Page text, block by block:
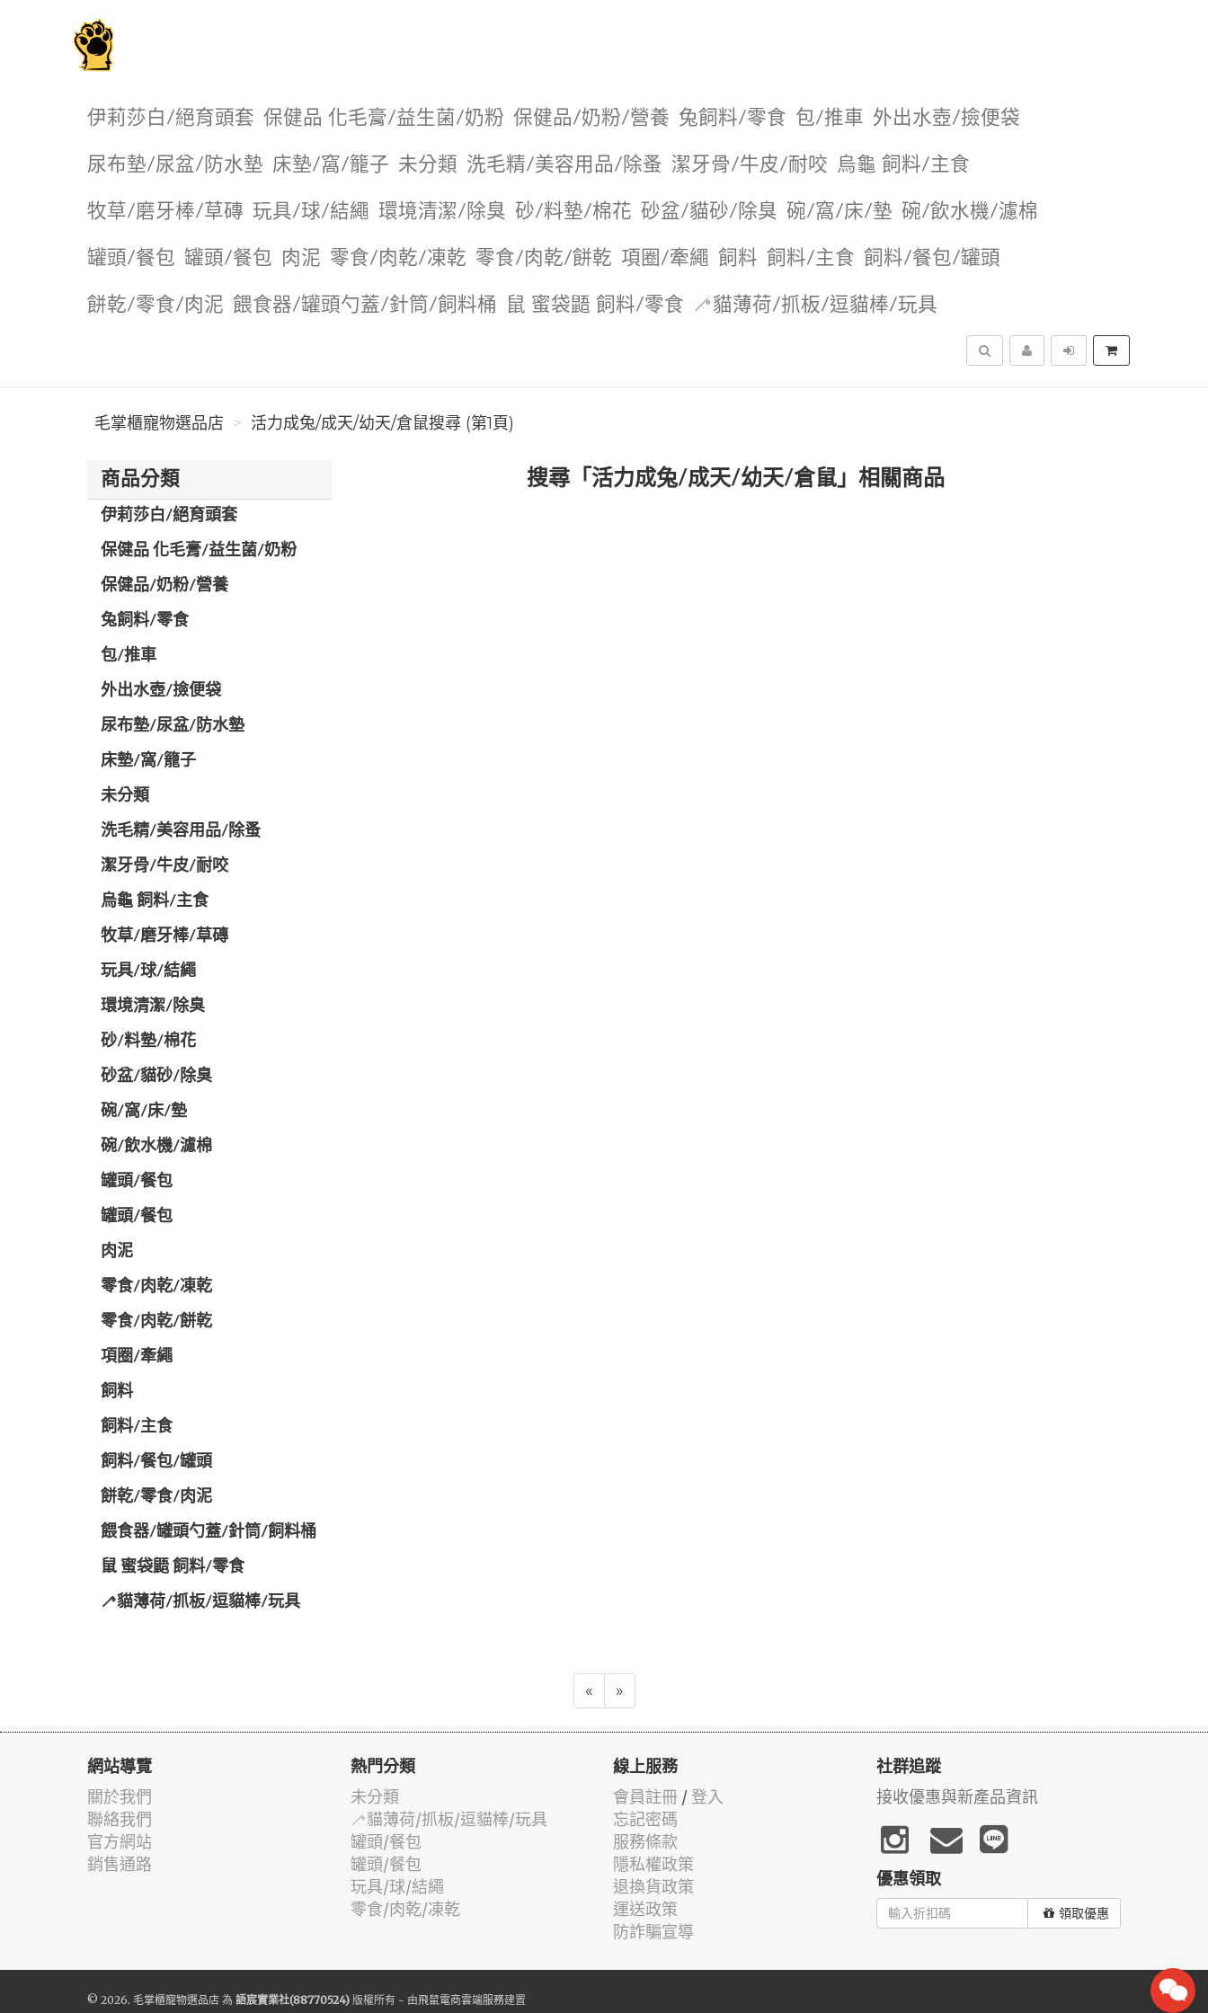
伊莉莎白/絕育頭套 保健品 化毛膏/益生菌/奶粉 保健品/奶粉/營養 兔飼料/零食 包/推車 外出水壺/撿便袋
尿布墊/尿盆/防水墊 ️床墊/窩/籠子 未分類 洗毛精/美容用品/除蚤 潔牙骨/牛皮/耐咬 烏龜 飼料/主食
牧草/磨牙棒/草磚 玩具/球/結繩 環境清潔/除臭 砂/料墊/棉花 砂盆/貓砂/除臭 碗/窩/床/墊 碗/飲水機/濾棉
罐頭/餐包 罐頭/餐包 肉泥 零食/肉乾/凍乾 零食/肉乾/餅乾 項圈/牽繩 飼料 飼料/主食 飼料/餐包/罐頭
餅乾/零食/肉泥 餵食器/罐頭勺蓋/針筒/飼料桶 鼠 蜜袋鼯 飼料/零食 🦯貓薄荷/抓板/逗貓棒/玩具
搜尋
毛掌櫃寵物選品店 活力成兔/成天/幼天/倉鼠搜尋 (第1頁)
商品分類
伊莉莎白/絕育頭套
保健品 化毛膏/益生菌/奶粉
保健品/奶粉/營養
兔飼料/零食
包/推車
外出水壺/撿便袋
尿布墊/尿盆/防水墊
️床墊/窩/籠子
未分類
洗毛精/美容用品/除蚤
潔牙骨/牛皮/耐咬
烏龜 飼料/主食
牧草/磨牙棒/草磚
玩具/球/結繩
環境清潔/除臭
砂/料墊/棉花
砂盆/貓砂/除臭
碗/窩/床/墊
碗/飲水機/濾棉
罐頭/餐包
罐頭/餐包
肉泥
零食/肉乾/凍乾
零食/肉乾/餅乾
項圈/牽繩
飼料
飼料/主食
飼料/餐包/罐頭
餅乾/零食/肉泥
餵食器/罐頭勺蓋/針筒/飼料桶
鼠 蜜袋鼯 飼料/零食
🦯貓薄荷/抓板/逗貓棒/玩具
搜尋「活力成兔/成天/幼天/倉鼠」相關商品
« »
網站導覽
關於我們
聯絡我們
官方網站
銷售通路
熱門分類
未分類
🦯貓薄荷/抓板/逗貓棒/玩具
罐頭/餐包
罐頭/餐包
玩具/球/結繩
零食/肉乾/凍乾
線上服務
會員註冊 / 登入
忘記密碼
服務條款
隱私權政策
退換貨政策
運送政策
防詐騙宣導
社群追蹤
接收優惠與新產品資訊
優惠領取
領取優惠
© 2026. 毛掌櫃寵物選品店 為 語宸實業社(88770524) 版權所有 - 由飛鼠電商雲端服務建置